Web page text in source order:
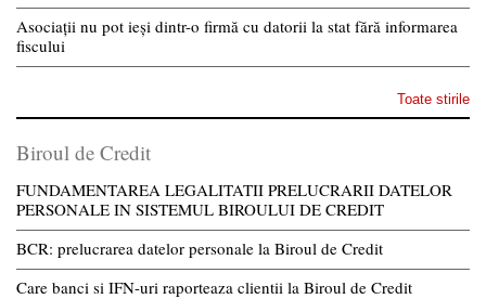
Asociații nu pot ieși dintr-o firmă cu datorii la stat fără informarea
fiscului
Toate stirile
Biroul de Credit
FUNDAMENTAREA LEGALITATII PRELUCRARII DATELOR
PERSONALE IN SISTEMUL BIROULUI DE CREDIT
BCR: prelucrarea datelor personale la Biroul de Credit
Care banci si IFN-uri raporteaza clientii la Biroul de Credit